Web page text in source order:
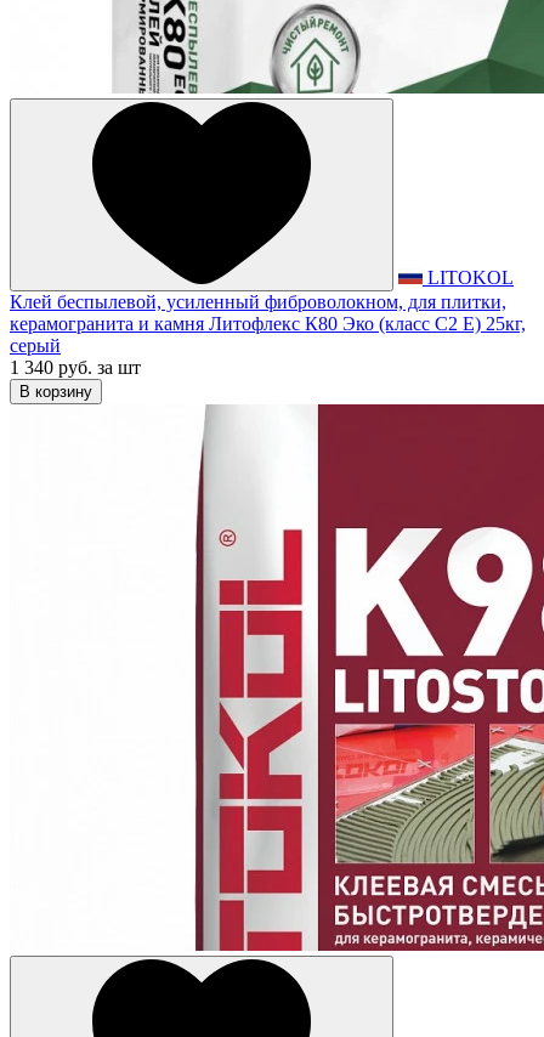
LITOKOL
Клей беспылевой, усиленный фиброволокном, для плитки,
керамогранита и камня Литофлекс К80 Эко (класс С2 Е) 25кг,
серый
1 340 руб. за шт
В корзину